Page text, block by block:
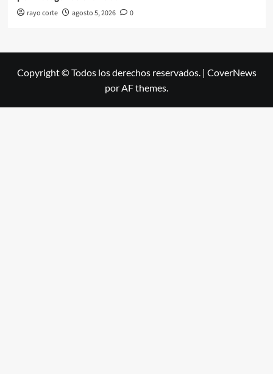
rayo corte agosto 5, 2026 0
Copyright © Todos los derechos reservados. | CoverNews
por AF themes.